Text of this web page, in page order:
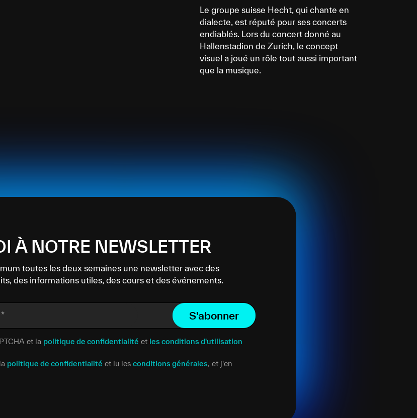
Le groupe suisse Hecht, qui chante en
dialecte, est réputé pour ses concerts
endiablés. Lors du concert donné au
Hallenstadion de Zurich, le concept
visuel a joué un rôle tout aussi important
que la musique.
À NOTRE NEWSLETTER
toutes les deux semaines une newsletter avec des
des informations utiles, des cours et des événements.
* S'abonner
et la politique de confidentialité et les conditions d'utilisation
politique de confidentialité et lu les conditions générales, et j'en